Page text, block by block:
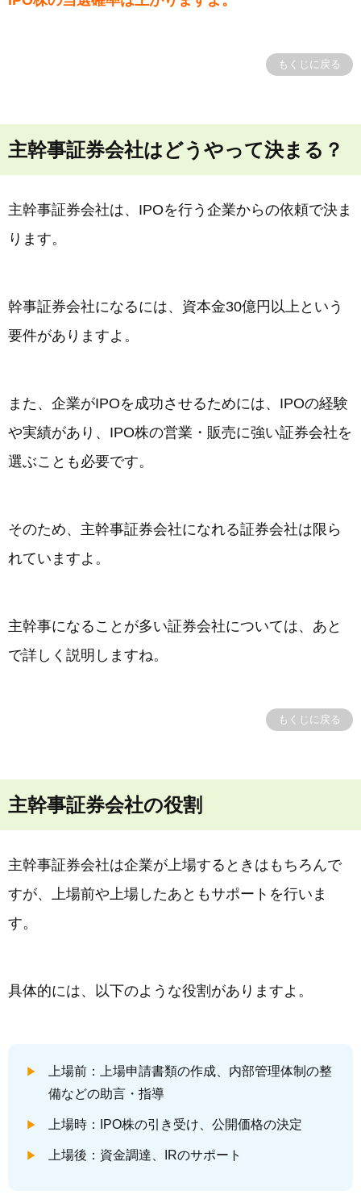
もくじに戻る
主幹事証券会社はどうやって決まる？
主幹事証券会社は、IPOを行う企業からの依頼で決ま
ります。
幹事証券会社になるには、資本金30億円以上という
要件がありますよ。
また、企業がIPOを成功させるためには、IPOの経験
や実績があり、IPO株の営業・販売に強い証券会社を
選ぶことも必要です。
そのため、主幹事証券会社になれる証券会社は限ら
れていますよ。
主幹事になることが多い証券会社については、あと
で詳しく説明しますね。
もくじに戻る
主幹事証券会社の役割
主幹事証券会社は企業が上場するときはもちろんで
すが、上場前や上場したあともサポートを行いま
す。
具体的には、以下のような役割がありますよ。
上場前：上場申請書類の作成、内部管理体制の整
備などの助言・指導
上場時：IPO株の引き受け、公開価格の決定
上場後：資金調達、IRのサポート